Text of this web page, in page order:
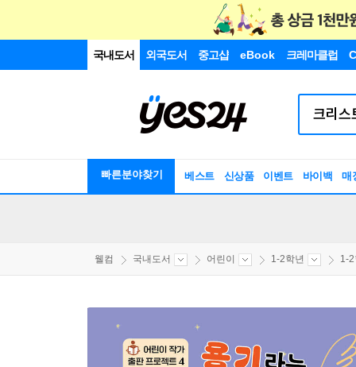
국내도서 외국도서 중고샵 eBook 크레마클럽
빠른분야찾기 베스트 신상품 이벤트 바이백 매
웰컴 국내도서 어린이 1-2학년 1-